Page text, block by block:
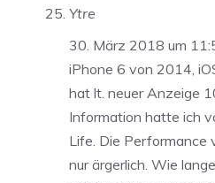
Ytre
30. März 2018 um
iPhone 6 von 2014,
hat lt. neuer Anzeige
Information hatte ich
Life. Die
nur ärgerlich. Wie